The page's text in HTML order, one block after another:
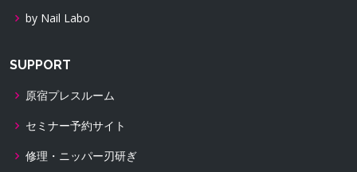
by Nail Labo
SUPPORT
原宿プレスルーム
セミナー予約サイト
修理・ニッパー刃研ぎ